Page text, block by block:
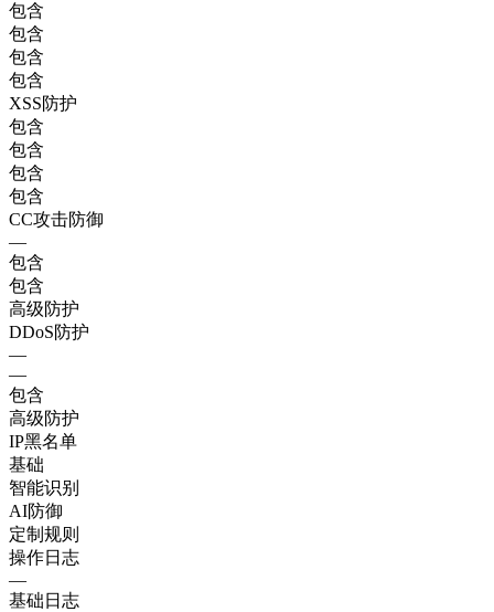
包含
包含
包含
包含
XSS防护
包含
包含
包含
包含
CC攻击防御
—
包含
包含
高级防护
DDoS防护
—
—
包含
高级防护
IP黑名单
基础
智能识别
AI防御
定制规则
操作日志
—
基础日志